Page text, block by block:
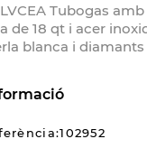
Tubogas
de 18 qt i acer
blanca i